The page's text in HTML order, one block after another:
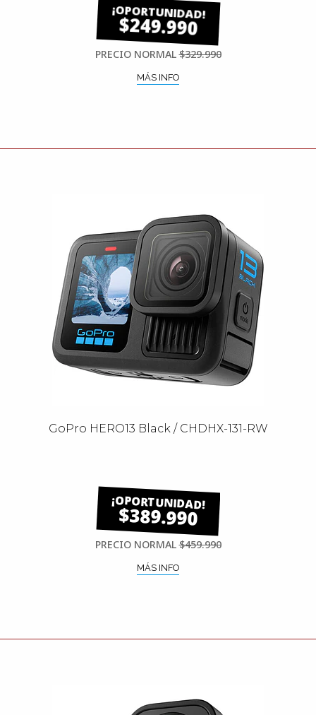
$249.990
PRECIO NORMAL$329.990
MÁS INFO
GoPro HERO13 Black / CHDHX-131-RW
$389.990
PRECIO NORMAL$459.990
MÁS INFO